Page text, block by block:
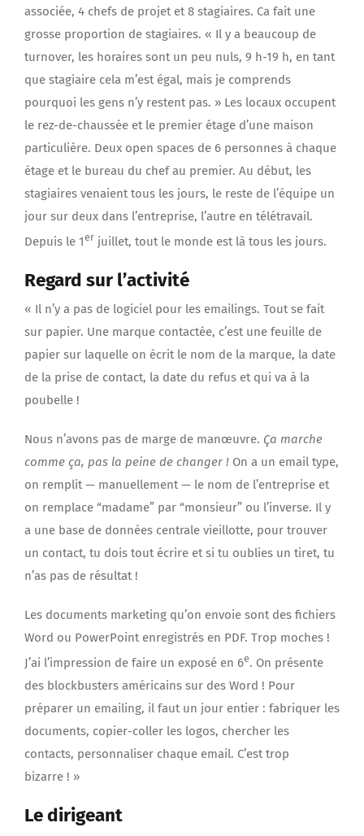
associée, 4 chefs de projet et 8 stagiaires. Ca fait une
grosse proportion de stagiaires. « Il y a beaucoup de
turnover, les horaires sont un peu nuls, 9 h-19 h, en tant
que stagiaire cela m’est égal, mais je comprends
pourquoi les gens n’y restent pas. » Les locaux occupent
le rez-de-chaussée et le premier étage d’une maison
particulière. Deux open spaces de 6 personnes à chaque
étage et le bureau du chef au premier. Au début, les
stagiaires venaient tous les jours, le reste de l’équipe un
jour sur deux dans l’entreprise, l’autre en télétravail.
Depuis le 1er juillet, tout le monde est là tous les jours.
Regard sur l’activité
« Il n’y a pas de logiciel pour les emailings. Tout se fait
sur papier. Une marque contactée, c’est une feuille de
papier sur laquelle on écrit le nom de la marque, la date
de la prise de contact, la date du refus et qui va à la
poubelle !
Nous n’avons pas de marge de manœuvre. Ça marche
comme ça, pas la peine de changer ! On a un email type,
on remplit — manuellement — le nom de l’entreprise et
on remplace “madame” par “monsieur” ou l’inverse. Il y
a une base de données centrale vieillotte, pour trouver
un contact, tu dois tout écrire et si tu oublies un tiret, tu
n’as pas de résultat !
Les documents marketing qu’on envoie sont des fichiers
Word ou PowerPoint enregistrés en PDF. Trop moches !
J’ai l’impression de faire un exposé en 6e. On présente
des blockbusters américains sur des Word ! Pour
préparer un emailing, il faut un jour entier : fabriquer les
documents, copier-coller les logos, chercher les
contacts, personnaliser chaque email. C’est trop
bizarre ! »
Le dirigeant